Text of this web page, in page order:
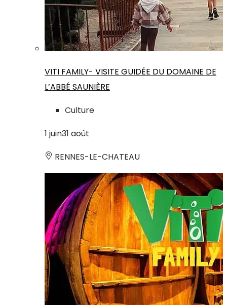
VITI FAMILY- VISITE GUIDÉE DU DOMAINE DE
L’ABBÉ SAUNIÈRE
Culture
1 juin31 août
RENNES-LE-CHATEAU